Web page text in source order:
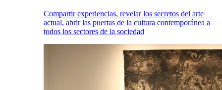
Compartir experiencias, revelar los secretos del arte
actual, abrir las puertas de la cultura contemporánea a
todos los sectores de la sociedad